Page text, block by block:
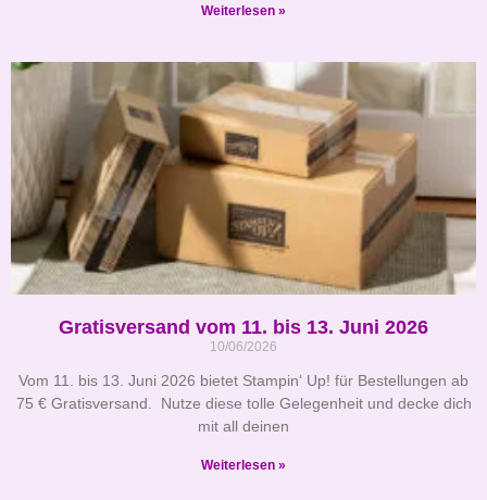
Weiterlesen »
Gratisversand vom 11. bis 13. Juni 2026
10/06/2026
Vom 11. bis 13. Juni 2026 bietet Stampin‘ Up! für Bestellungen ab
75 € Gratisversand. Nutze diese tolle Gelegenheit und decke dich
mit all deinen
Weiterlesen »